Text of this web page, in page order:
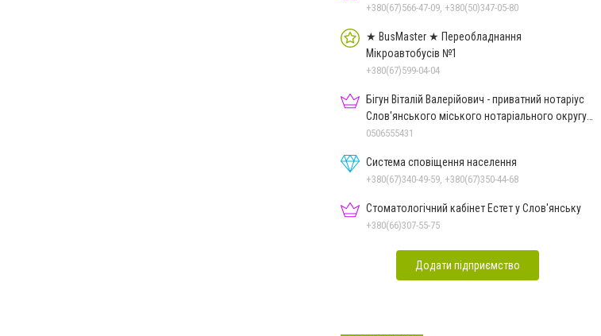
+380(67)566-47-09, +380(50)347-05-80
★ BusMaster ★ Переобладнання
Мікроавтобусів №1
+380(67)599-04-04
Бігун Віталій Валерійович - приватний нотаріус
Слов'янського міського нотаріального округу
Дон.обл.
0506555431
Система сповіщення населення
+380(67)340-49-59, +380(67)350-44-68
Стоматологічний кабінет Естет у Слов'янську
+380(66)307-55-75
Додати підприємство